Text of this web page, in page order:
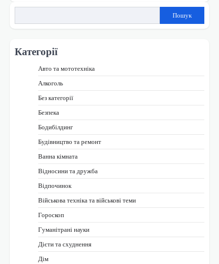
Пошук
Категорії
Авто та мототехніка
Алкоголь
Без категорії
Безпека
Бодибілдинг
Будівництво та ремонт
Ванна кімната
Відносини та дружба
Відпочинок
Військова техніка та військові теми
Гороскоп
Гуманітрані науки
Дієти та схуднення
Дім